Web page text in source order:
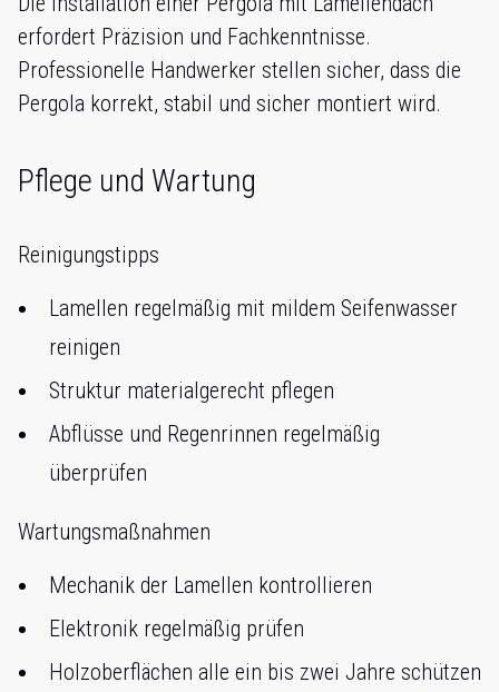
erfordert Präzision und Fachkenntnisse.
Professionelle Handwerker stellen sicher, dass die
Pergola korrekt, stabil und sicher montiert wird.
Pflege und Wartung
Reinigungstipps
Lamellen regelmäßig mit mildem Seifenwasser
reinigen
Struktur materialgerecht pflegen
Abflüsse und Regenrinnen regelmäßig
überprüfen
Wartungsmaßnahmen
Mechanik der Lamellen kontrollieren
Elektronik regelmäßig prüfen
Holzoberflächen alle ein bis zwei Jahre schützen